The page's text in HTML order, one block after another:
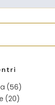
(56)
(20)